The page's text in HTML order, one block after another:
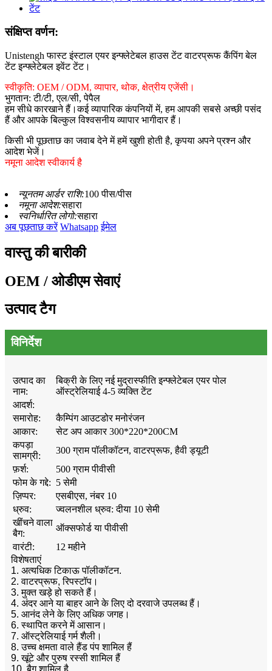
संक्षिप्त वर्णन:
Unistengh फास्ट इंस्टाल एयर इन्फ्लेटेबल हाउस टेंट वाटरप्रूफ कैंपिंग बेल
टेंट इन्फ्लेटेबल इवेंट टेंट।
स्वीकृति: OEM / ODM, व्यापार, थोक, क्षेत्रीय एजेंसी।
भुगतान: टी/टी, एल/सी, पेपैल
हम सीधे कारखाने हैं।कई व्यापारिक कंपनियों में, हम आपकी सबसे अच्छी पसंद
हैं और आपके बिल्कुल विश्वसनीय व्यापार भागीदार हैं।
किसी भी पूछताछ का जवाब देने में हमें खुशी होती है, कृपया अपने प्रश्न और
आदेश भेजें।
नमूना आदेश स्वीकार्य है
न्यूनतम आर्डर राशि:100 पीस/पीस
नमूना आदेश:सहारा
स्वनिर्धारित लोगो:सहारा
अब पूछताछ करें Whatsapp ईमेल
वास्तु की बारीकी
OEM / ओडीएम सेवाएं
उत्पाद टैग
विनिर्देश
उत्पाद का
नाम:
बिक्री के लिए नई मुद्रास्फीति इन्फ्लेटेबल एयर पोल
ऑस्ट्रेलियाई 4-5 व्यक्ति टेंट
आदर्श:
समारोह:
कैम्पिंग आउटडोर मनोरंजन
आकार:
सेट अप आकार 300*220*200CM
कपड़ा
सामग्री:
300 ग्राम पॉलीकॉटन, वाटरप्रूफ, हैवी ड्यूटी
फ़र्श:
500 ग्राम पीवीसी
फोम के गद्दे: 5 सेमी
ज़िप्पर:
एसबीएस, नंबर 10
ध्रुव:
ज्वलनशील ध्रुव: दीया 10 सेमी
खींचने वाला
बैग:
ऑक्सफोर्ड या पीवीसी
वारंटी:
12 महीने
विशेषताएं
1. अत्यधिक टिकाऊ पॉलीकॉटन.
2. वाटरप्रूफ, रिपस्टॉप।
3. मुक्त खड़े हो सकते हैं।
4. अंदर आने या बाहर आने के लिए दो दरवाजे उपलब्ध हैं।
5. आनंद लेने के लिए अधिक जगह।
6. स्थापित करने में आसान।
7. ऑस्ट्रेलियाई गर्म शैली।
8. उच्च क्षमता वाले हैंड पंप शामिल हैं
9. खूंटे और पुरुष रस्सी शामिल हैं